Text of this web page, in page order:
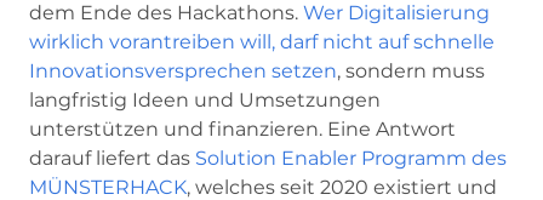
dem Ende des Hackathons. Wer Digitalisierung
wirklich vorantreiben will, darf nicht auf schnelle
Innovationsversprechen setzen, sondern muss
langfristig Ideen und Umsetzungen
unterstützen und finanzieren. Eine Antwort
darauf liefert das Solution Enabler Programm des
MÜNSTERHACK, welches seit 2020 existiert und